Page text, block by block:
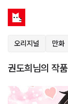
오리지널 만화
권도희님의 작품